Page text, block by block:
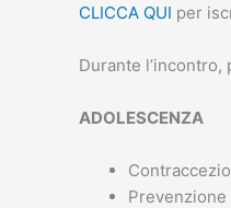
CLICCA QUI per
Durante
ADOLESCENZA